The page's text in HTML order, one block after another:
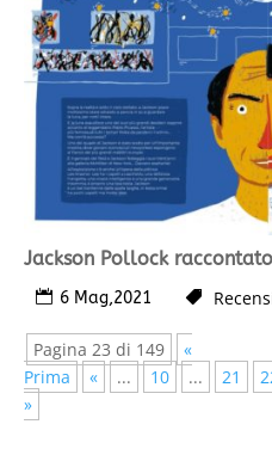
Jackson Pollock
6 Mag,2021
Pagina 23 di 149
«
Prima
« ... 10 ... 21
»